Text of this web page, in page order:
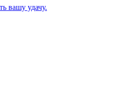
вашу удачу.